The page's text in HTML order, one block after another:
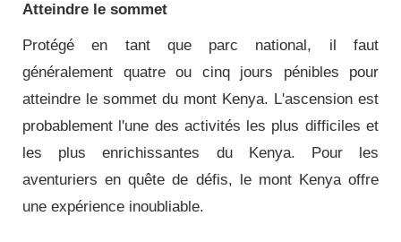
Atteindre le sommet
Protégé en tant que parc national, il faut
généralement quatre ou cinq jours pénibles pour
atteindre le sommet du mont Kenya. L'ascension est
probablement l'une des activités les plus difficiles et
les plus enrichissantes du Kenya. Pour les
aventuriers en quête de défis, le mont Kenya offre
une expérience inoubliable.